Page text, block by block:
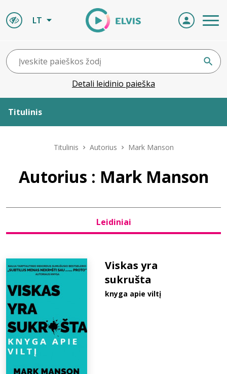
LT
Detali leidinio paieška
Titulinis
Leidiniai
D.U.K.
Titulinis Autorius Mark Manson
Autorius : Mark Manson
Leidiniai
Viskas yra
sukrušta
knyga apie viltį